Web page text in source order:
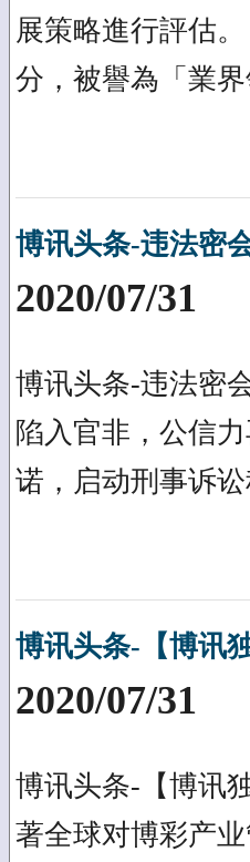
展策略進行評估
分，被譽為「業界
博讯头条-违法密
2020/07/31
博讯头条-违法密
陷入官非，公信
诺，启动刑事诉
博讯头条-【博讯
2020/07/31
博讯头条-【博讯
著全球对博彩产